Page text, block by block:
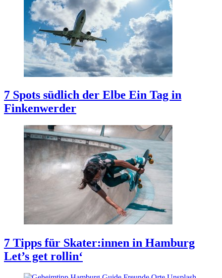
7 Spots südlich der Elbe Ein Tag in
Finkenwerder
7 Tipps für Skater:innen in Hamburg
Let’s get rollin‘